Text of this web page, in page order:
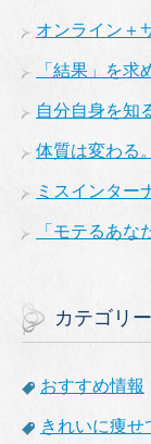
オンライン＋
「結果」を
自分自身を知
体質は変わる。
ミスインター
「モテるあな
カテゴリー
おすすめ情報
きれいに痩せ